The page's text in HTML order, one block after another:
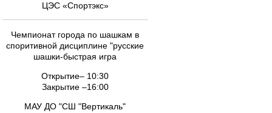
ЦЭС «Спортэкс»
Чемпионат города по шашкам в
споритивной дисциплине "русские
шашки-быстрая игра
Открытие– 10:30
Закрытие –16:00
МАУ ДО "СШ "Вертикаль"